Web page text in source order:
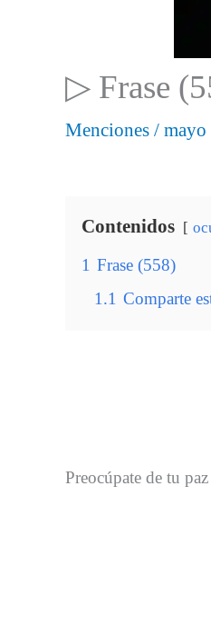
▷ Frase
Menciones / mayo
Contenidos
1 Frase (558)
1.1 Comparte
Preocúpate de tu